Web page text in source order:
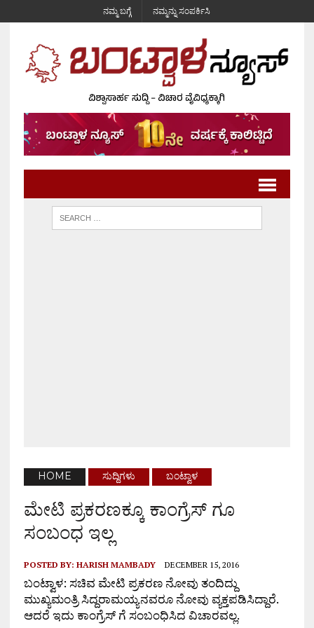
ನಮ್ಮ ಬಗ್ಗೆ ನಮ್ಮನ್ನು ಸಂಪರ್ಕಿಸಿ
HOME ಸುದ್ದಿಗಳು ಬಂಟ್ವಾಳ
ಮೇಟಿ ಪ್ರಕರಣಕ್ಕೂ ಕಾಂಗ್ರೆಸ್ ಗೂ
ಸಂಬಂಧ ಇಲ್ಲ
POSTED BY: HARISH MAMBADY DECEMBER 15, 2016
ಬಂಟ್ವಾಳ: ಸಚಿವ ಮೇಟಿ ಪ್ರಕರಣ ನೋವು ತಂದಿದ್ದು
ಮುಖ್ಯಮಂತ್ರಿ ಸಿದ್ದರಾಮಯ್ಯನವರೂ ನೋವು ವ್ಯಕ್ತಪಡಿಸಿದ್ದಾರೆ.
ಆದರೆ ಇದು ಕಾಂಗ್ರೆಸ್ ಗೆ ಸಂಬಂಧಿಸಿದ ವಿಚಾರವಲ್ಲ.